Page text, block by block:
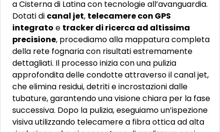
a Cisterna di Latina con tecnologie all’avanguardia.
Dotati di canal jet, telecamere con GPS
integrato e tracker di ricerca ad altissima
precisione, procediamo alla mappatura completa
della rete fognaria con risultati estremamente
dettagliati. Il processo inizia con una pulizia
approfondita delle condotte attraverso il canal jet,
che elimina residui, detriti e incrostazioni dalle
tubature, garantendo una visione chiara per la fase
successiva. Dopo la pulizia, eseguiamo un’ispezione
visiva utilizzando telecamere a fibra ottica ad alta